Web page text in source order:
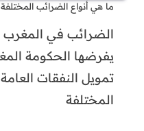
ما هي أنواع الضرائب
الضرائب في المغرب
يفرضها الحكومة
تمويل النفقات
المختلفة